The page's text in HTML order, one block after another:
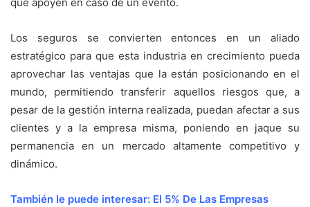
Los seguros se convierten entonces en un aliado
estratégico para que esta industria en crecimiento pueda
aprovechar las ventajas que la están posicionando en el
mundo, permitiendo transferir aquellos riesgos que, a
pesar de la gestión interna realizada, puedan afectar a sus
clientes y a la empresa misma, poniendo en jaque su
permanencia en un mercado altamente competitivo y
dinámico.
También le puede interesar: El 5% De Las Empresas